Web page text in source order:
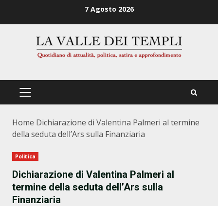
7 Agosto 2026
PRIMÄRES
Home Dichiarazione di Valentina Palmeri al termine
della seduta dell’Ars sulla Finanziaria
Politica
Dichiarazione di Valentina Palmeri al
termine della seduta dell’Ars sulla
Finanziaria